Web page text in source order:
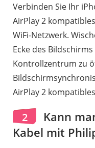
Verbinden Sie Ihr
AirPlay 2
WiFi-Netzwerk.
Ecke des
Kontrollzentrum zu
AirPlay 2
2
Kann
Kabel mit